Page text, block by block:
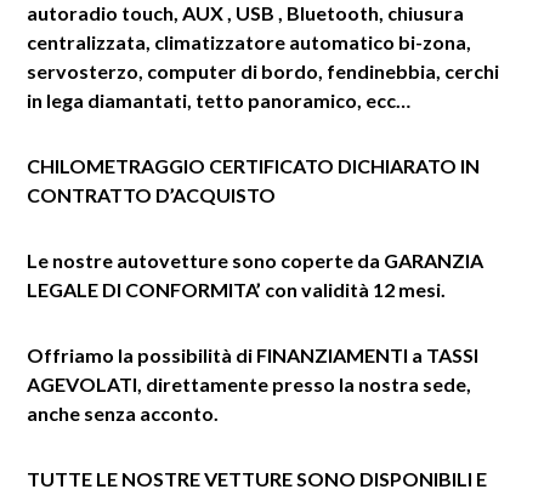
autoradio touch, AUX , USB , Bluetooth, chiusura
centralizzata, climatizzatore automatico bi-zona,
servosterzo, computer di bordo, fendinebbia, cerchi
in lega diamantati, tetto panoramico, ecc…
CHILOMETRAGGIO CERTIFICATO DICHIARATO IN
CONTRATTO D’ACQUISTO
Le nostre autovetture sono coperte da GARANZIA
LEGALE DI CONFORMITA’ con validità 12 mesi.
Offriamo la possibilità di FINANZIAMENTI a TASSI
AGEVOLATI, direttamente presso la nostra sede,
anche senza acconto.
TUTTE LE NOSTRE VETTURE SONO DISPONIBILI E